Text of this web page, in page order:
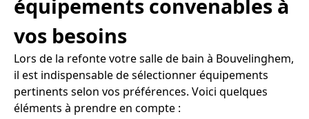
équipements convenables à
vos besoins
Lors de la refonte votre salle de bain à Bouvelinghem,
il est indispensable de sélectionner équipements
pertinents selon vos préférences. Voici quelques
éléments à prendre en compte :